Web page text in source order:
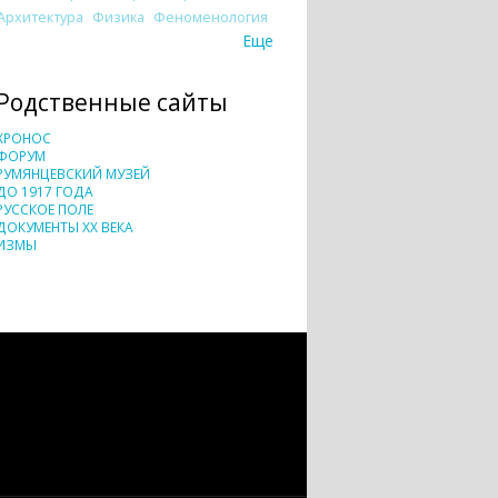
Физика Феноменология
Еще
сайты
МУЗЕЙ
1917 ГОДА
ПОЛЕ
XX ВЕКА